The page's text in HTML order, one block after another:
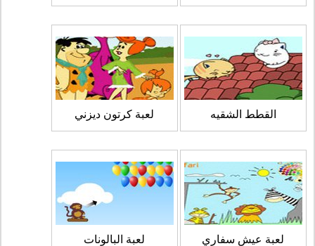
القطط الشقيه لعبة كرتون ديزني
لعبة عيش سفاري لعبة البالونات